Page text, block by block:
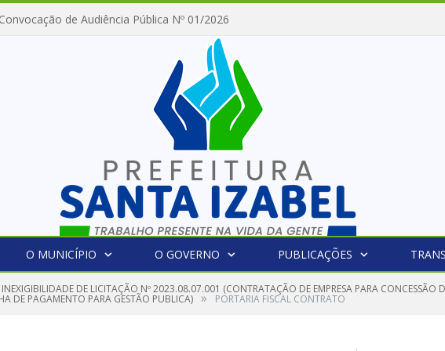
de Audiência Pública Nº 01/2026
O MUNICÍPIO O GOVERNO PUBLICAÇÕES
INEXIGIBILIDADE DE LICITAÇÃO Nº 2023.08.07.001 (CONTRATAÇÃO DE EMPRESA PARA CONCESSÃO
DE PAGAMENTO PARA GESTÃO PUBLICA) » PORTARIA FISCAL CONTRATO